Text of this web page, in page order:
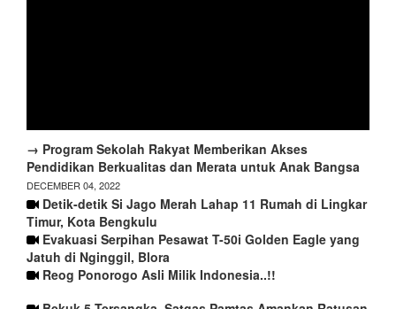
→ Program Sekolah Rakyat Memberikan Akses
Pendidikan Berkualitas dan Merata untuk Anak Bangsa
DECEMBER 04, 2022
Detik-detik Si Jago Merah Lahap 11 Rumah di Lingkar
Timur, Kota Bengkulu
Evakuasi Serpihan Pesawat T-50i Golden Eagle yang
Jatuh di Nginggil, Blora
Reog Ponorogo Asli Milik Indonesia..!!